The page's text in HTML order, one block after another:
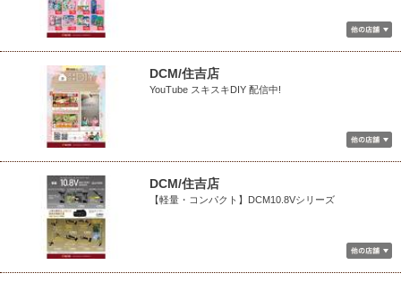
DCM/住吉店
YouTube スキスキDIY 配信中!
DCM/住吉店
【軽量・コンパクト】DCM10.8Vシリーズ